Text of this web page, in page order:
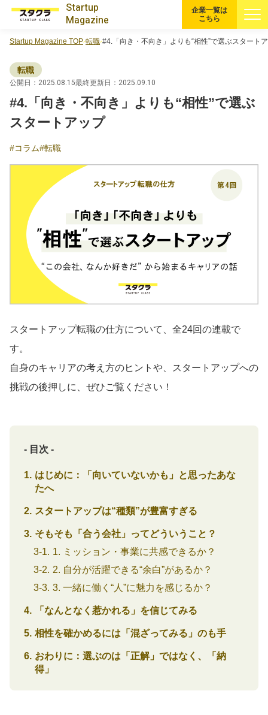
Startup
Magazine
注目スタートアップ
イベント・セミナー
特集記事
CEOインタビュー
転職
大学発スタートアップ
導入事例
Startup Magazine
企業一覧は
こちら
Startup Magazine TOP 転職 #4.「向き・不向き」よりも“相性”で選ぶスタート
転職
公開日：2025.08.15最終更新日：2025.09.10
#4.「向き・不向き」よりも“相性”で選ぶ
スタートアップ
コラム 転職
スタートアップ転職の仕方について、全24回の連載で
す。
自身のキャリアの考え方のヒントや、スタートアップへの
挑戦の後押しに、ぜひご覧ください！
- 目次 -
はじめに：「向いていないかも」と思ったあな
たへ
スタートアップは“種類”が豊富すぎる
そもそも「合う会社」ってどういうこと？
1. ミッション・事業に共感できるか？
2. 自分が活躍できる“余白”があるか？
3. 一緒に働く“人”に魅力を感じるか？
「なんとなく惹かれる」を信じてみる
相性を確かめるには「混ざってみる」のも手
おわりに：選ぶのは「正解」ではなく、「納
得」